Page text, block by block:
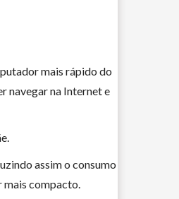
mais rápido do
navegar na Internet e
assim o consumo
mais compacto.